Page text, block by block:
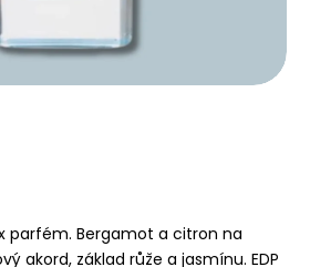
parfém. Bergamot a citron na
akord, základ růže a jasmínu. EDP